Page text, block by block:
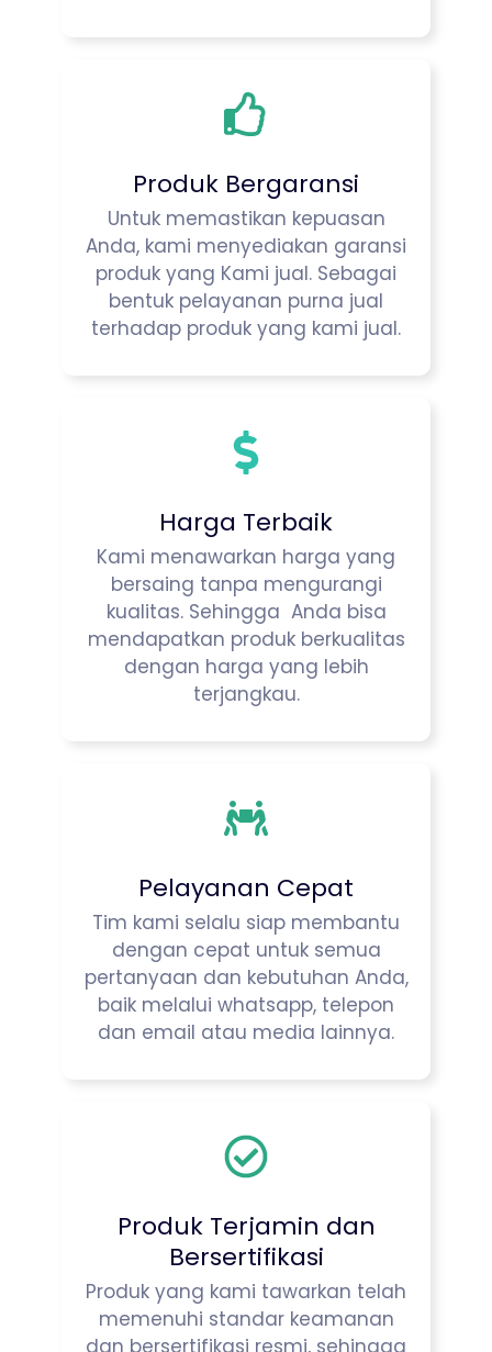
Produk Bergaransi
Untuk memastikan kepuasan
Anda, kami menyediakan garansi
produk yang Kami jual. Sebagai
bentuk pelayanan purna jual
terhadap produk yang kami jual.
Harga Terbaik
Kami menawarkan harga yang
bersaing tanpa mengurangi
kualitas. Sehingga Anda bisa
mendapatkan produk berkualitas
dengan harga yang lebih
terjangkau.
Pelayanan Cepat
Tim kami selalu siap membantu
dengan cepat untuk semua
pertanyaan dan kebutuhan Anda,
baik melalui whatsapp, telepon
dan email atau media lainnya.
Produk Terjamin dan
Bersertifikasi
Produk yang kami tawarkan telah
memenuhi standar keamanan
dan bersertifikasi resmi, sehingga